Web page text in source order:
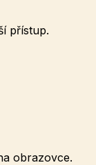
přístup.
obrazovce.